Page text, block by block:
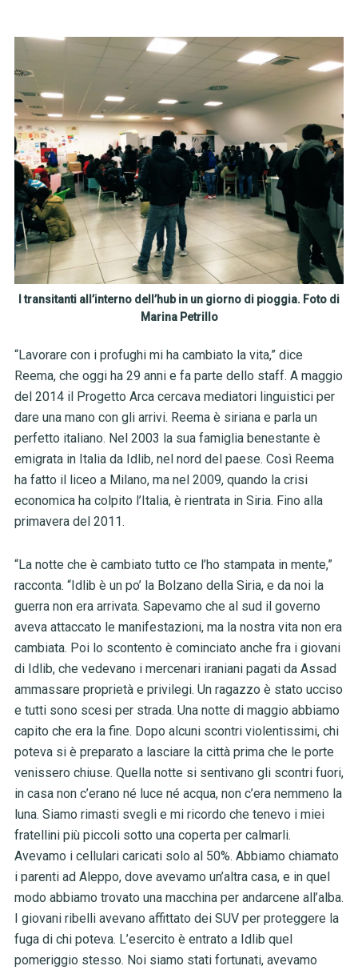
I transitanti all’interno dell’hub in un giorno di pioggia. Foto di
Marina Petrillo
“Lavorare con i profughi mi ha cambiato la vita,” dice
Reema, che oggi ha 29 anni e fa parte dello staff. A maggio
del 2014 il Progetto Arca cercava mediatori linguistici per
dare una mano con gli arrivi. Reema è siriana e parla un
perfetto italiano. Nel 2003 la sua famiglia benestante è
emigrata in Italia da Idlib, nel nord del paese. Così Reema
ha fatto il liceo a Milano, ma nel 2009, quando la crisi
economica ha colpito l’Italia, è rientrata in Siria. Fino alla
primavera del 2011.
“La notte che è cambiato tutto ce l’ho stampata in mente,”
racconta. “Idlib è un po’ la Bolzano della Siria, e da noi la
guerra non era arrivata. Sapevamo che al sud il governo
aveva attaccato le manifestazioni, ma la nostra vita non era
cambiata. Poi lo scontento è cominciato anche fra i giovani
di Idlib, che vedevano i mercenari iraniani pagati da Assad
ammassare proprietà e privilegi. Un ragazzo è stato ucciso
e tutti sono scesi per strada. Una notte di maggio abbiamo
capito che era la fine. Dopo alcuni scontri violentissimi, chi
poteva si è preparato a lasciare la città prima che le porte
venissero chiuse. Quella notte si sentivano gli scontri fuori,
in casa non c’erano né luce né acqua, non c’era nemmeno la
luna. Siamo rimasti svegli e mi ricordo che tenevo i miei
fratellini più piccoli sotto una coperta per calmarli.
Avevamo i cellulari caricati solo al 50%. Abbiamo chiamato
i parenti ad Aleppo, dove avevamo un’altra casa, e in quel
modo abbiamo trovato una macchina per andarcene all’alba.
I giovani ribelli avevano affittato dei SUV per proteggere la
fuga di chi poteva. L’esercito è entrato a Idlib quel
pomeriggio stesso. Noi siamo stati fortunati, avevamo